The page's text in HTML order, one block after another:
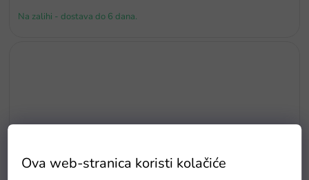
Ova web-stranica koristi kolačiće
Na zalihi - dostava do 6 dana.